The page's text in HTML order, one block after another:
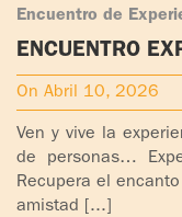
Encuentro de
ENCUENTRO
TIJUANA B.C.
On Abril 10, 2026
Ven y vive la
de personas…
Recupera el
amistad [...]